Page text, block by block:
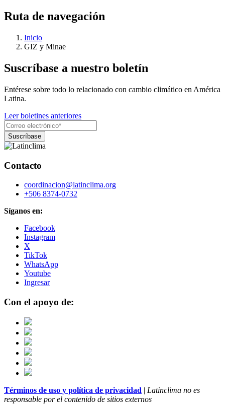
Ruta de navegación
Inicio
GIZ y Minae
Suscríbase a nuestro boletín
Entérese sobre todo lo relacionado con cambio climático en América
Latina.
Leer boletines anteriores
Contacto
coordinacion@latinclima.org
+506 8374-0732
Síganos en:
Facebook
Instagram
X
TikTok
WhatsApp
Youtube
Ingresar
Con el apoyo de:
Términos de uso y política de privacidad | Latinclima no es
responsable por el contenido de sitios externos